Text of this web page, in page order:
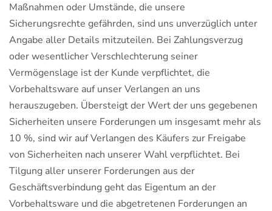
Maßnahmen oder Umstände, die unsere
Sicherungsrechte gefährden, sind uns unverzüglich unter
Angabe aller Details mitzuteilen. Bei Zahlungsverzug
oder wesentlicher Verschlechterung seiner
Vermögenslage ist der Kunde verpflichtet, die
Vorbehaltsware auf unser Verlangen an uns
herauszugeben. Übersteigt der Wert der uns gegebenen
Sicherheiten unsere Forderungen um insgesamt mehr als
10 %, sind wir auf Verlangen des Käufers zur Freigabe
von Sicherheiten nach unserer Wahl verpflichtet. Bei
Tilgung aller unserer Forderungen aus der
Geschäftsverbindung geht das Eigentum an der
Vorbehaltsware und die abgetretenen Forderungen an